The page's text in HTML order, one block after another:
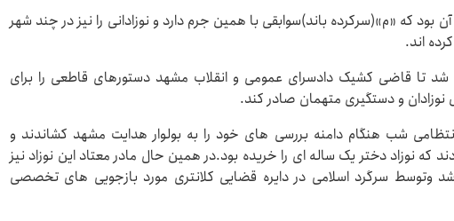
آن بود که «م»(سرکرده باند)سوابقی با همین جرم دارد و نوزادانی را نیز در چند شهر
اند.
تا قاضی کشیک دادسرای عمومی و انقلاب مشهد دستورهای قاطعی را برای
نوزادان و دستگیری متهمان صادر کند.
شب هنگام دامنه بررسی های خود را به بولوار هدایت مشهد کشاندند و
که نوزاد دختر یک ساله ای را خریده بود.در همین حال مادر معتاد این نوزاد نیز
وتوسط سرگرد اسلامی در دایره قضایی کلانتری مورد بازجویی های تخصصی